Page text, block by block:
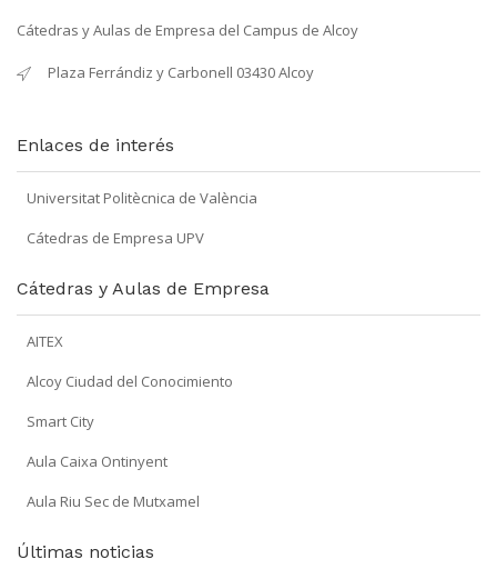
Cátedras y Aulas de Empresa del Campus de Alcoy
Plaza Ferrándiz y Carbonell 03430 Alcoy
Enlaces de interés
Universitat Politècnica de València
Cátedras de Empresa UPV
Cátedras y Aulas de Empresa
AITEX
Alcoy Ciudad del Conocimiento
Smart City
Aula Caixa Ontinyent
Aula Riu Sec de Mutxamel
Últimas noticias